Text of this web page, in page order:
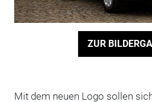
ZUR
Mit dem neuen Logo sollen